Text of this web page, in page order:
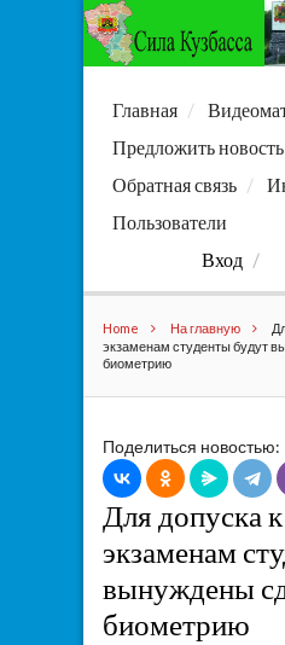
Главная
Предложить новость
Обратная связь
Пользователи
Вход
Home На главную
экзаменам студенты будут
биометрию
Поделиться новостью:
Для допуска
экзаменам
вынуждены
биометрию